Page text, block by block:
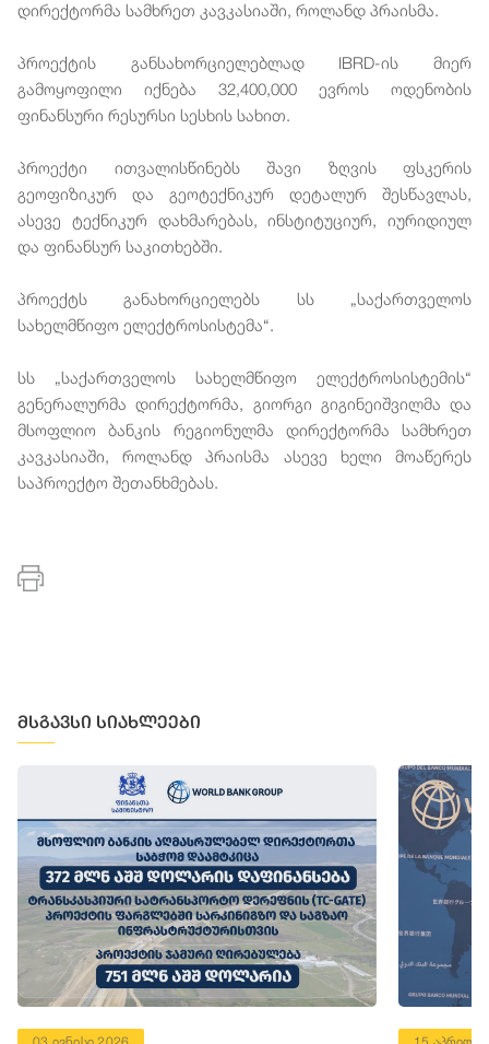
დირექტორმა სამხრეთ კავკასიაში, როლანდ პრაისმა.
პროექტის განსახორციელებლად IBRD-ის მიერ
გამოყოფილი იქნება 32,400,000 ევროს ოდენობის
ფინანსური რესურსი სესხის სახით.
პროექტი ითვალისწინებს შავი ზღვის ფსკერის
გეოფიზიკურ და გეოტექნიკურ დეტალურ შესწავლას,
ასევე ტექნიკურ დახმარებას, ინსტიტუციურ, იურიდიულ
და ფინანსურ საკითხებში.
პროექტს განახორციელებს სს „საქართველოს
სახელმწიფო ელექტროსისტემა“.
სს „საქართველოს სახელმწიფო ელექტროსისტემის“
გენერალურმა დირექტორმა, გიორგი გიგინეიშვილმა და
მსოფლიო ბანკის რეგიონულმა დირექტორმა სამხრეთ
კავკასიაში, როლანდ პრაისმა ასევე ხელი მოაწერეს
საპროექტო შეთანხმებას.
მსგავსი სიახლეები